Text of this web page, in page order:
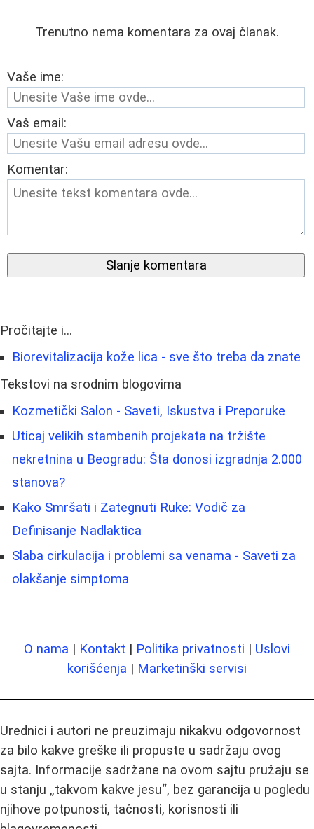
Trenutno nema komentara za ovaj članak.
Vaše ime:
Vaš email:
Komentar:
Slanje komentara
Pročitajte i...
Biorevitalizacija kože lica - sve što treba da znate
Tekstovi na srodnim blogovima
Kozmetički Salon - Saveti, Iskustva i Preporuke
Uticaj velikih stambenih projekata na tržište
nekretnina u Beogradu: Šta donosi izgradnja 2.000
stanova?
Kako Smršati i Zategnuti Ruke: Vodič za
Definisanje Nadlaktica
Slaba cirkulacija i problemi sa venama - Saveti za
olakšanje simptoma
O nama | Kontakt | Politika privatnosti | Uslovi
korišćenja | Marketinški servisi
Urednici i autori ne preuzimaju nikakvu odgovornost
za bilo kakve greške ili propuste u sadržaju ovog
sajta. Informacije sadržane na ovom sajtu pružaju se
u stanju „takvom kakve jesu“, bez garancija u pogledu
njihove potpunosti, tačnosti, korisnosti ili